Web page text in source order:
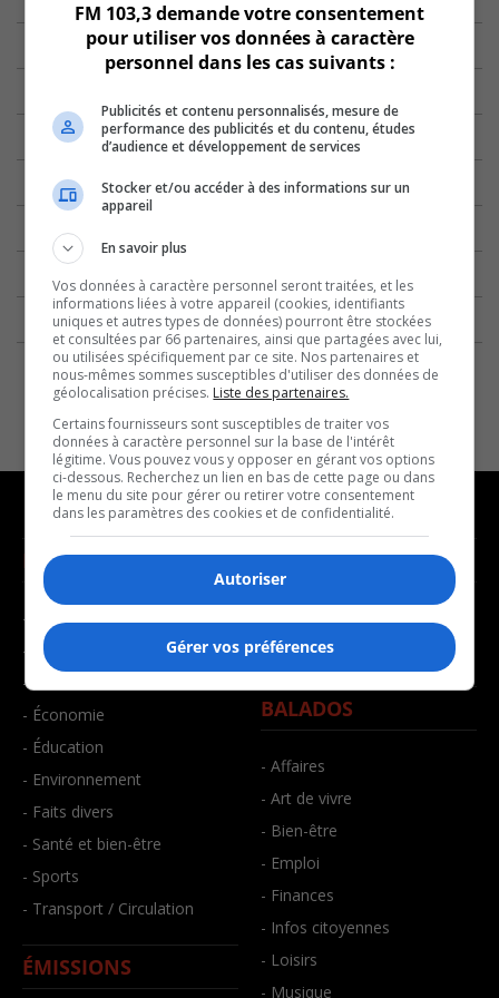
NOUVELLES
- Affaires municipales
- Communauté / Social
- Culture
- Économie
- Éducation
- Environnement
- Faits divers
- Santé et bien-être
- Sports
- Transport / Circulation
ÉMISSIONS
MUSIQUE
- Décompte franco
- Joué récemment
BALADOS
- Affaires
- Art de vivre
- Bien-être
- Emploi
- Finances
- Infos citoyennes
- Loisirs
- Musique
FM 103,3 demande votre consentement
pour utiliser vos données à caractère
personnel dans les cas suivants :
Publicités et contenu personnalisés, mesure de
performance des publicités et du contenu, études
d’audience et développement de services
Stocker et/ou accéder à des informations sur un
appareil
En savoir plus
Vos données à caractère personnel seront traitées, et les
informations liées à votre appareil (cookies, identifiants
uniques et autres types de données) pourront être stockées
et consultées par 66 partenaires, ainsi que partagées avec lui,
ou utilisées spécifiquement par ce site. Nos partenaires et
nous-mêmes sommes susceptibles d'utiliser des données de
géolocalisation précises. Liste des partenaires.
Certains fournisseurs sont susceptibles de traiter vos
données à caractère personnel sur la base de l'intérêt
légitime. Vous pouvez vous y opposer en gérant vos options
ci-dessous. Recherchez un lien en bas de cette page ou dans
le menu du site pour gérer ou retirer votre consentement
dans les paramètres des cookies et de confidentialité.
Autoriser
Gérer vos préférences